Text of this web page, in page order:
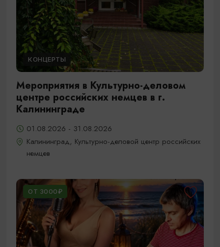
КОНЦЕРТЫ
Мероприятия в Культурно-деловом
центре российских немцев в г.
Калининграде
01.08.2026 - 31.08.2026
Калининград, Культурно-деловой центр российских
немцев
ОТ 3000₽